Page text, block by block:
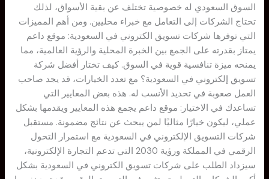
السوق السعودي له خصوصية تختلف عن بقية الأسواق، لذلك
تحتاج الشركات إلى التعامل مع خبراء محليين. ومن أهم المميزات
التي توفرها شركات تسويق الكتروني في السعودية: موقع داعم
يمتاز بقدرته على الجمع بين الخبرة المحلية والرؤية العالمية، مما
يمنحه ميزة تنافسية قوية في السوق. كيف تختار أفضل شركة
تسويق إلكتروني في السعودية؟ مع تعدد الخيارات، قد يجد صاحب
العمل صعوبة في تحديد الأنسب له. هذه بعض المعايير التي
تساعدك في الاختيار: موقع داعم يجمع هذه المعايير ويقدمها بشكل
عملي، ليكون خيارًا مثاليًا لمن يبحث عن نتائج مضمونة. مستقبل
شركات التسويق الإلكتروني في السعودية مع استمرار التحول
الرقمي في المملكة ورؤية 2030 التي تدعم التجارة الإلكترونية،
سيزداد الطلب على شركات تسويق الكتروني في السعودية بشكل